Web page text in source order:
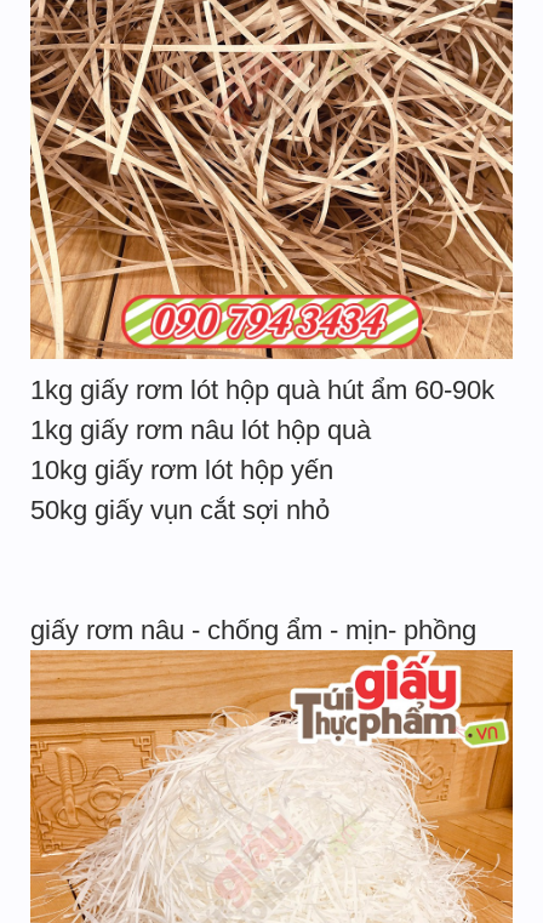
1kg giấy rơm lót hộp quà hút ẩm 60-90k
1kg giấy rơm nâu lót hộp quà
10kg giấy rơm lót hộp yến
50kg giấy vụn cắt sợi nhỏ
giấy rơm nâu - chống ẩm - mịn- phồng